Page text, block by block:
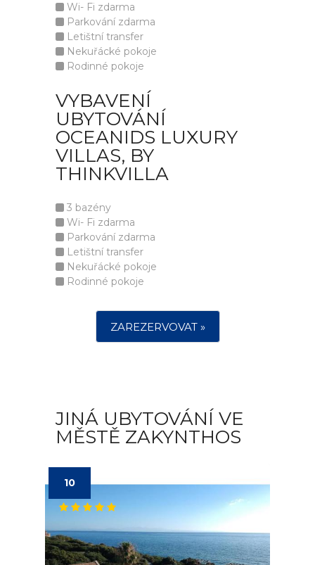
Wi- Fi zdarma
Parkování zdarma
Letištní transfer
Nekuřácké pokoje
Rodinné pokoje
VYBAVENÍ
UBYTOVÁNÍ
OCEANIDS LUXURY
VILLAS, BY
THINKVILLA
3 bazény
Wi- Fi zdarma
Parkování zdarma
Letištní transfer
Nekuřácké pokoje
Rodinné pokoje
ZAREZERVOVAT »
JINÁ UBYTOVÁNÍ VE
MĚSTĚ ZAKYNTHOS
10